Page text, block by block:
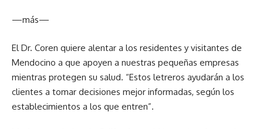
—más—
El Dr. Coren quiere alentar a los residentes y visitantes de
Mendocino a que apoyen a nuestras pequeñas empresas
mientras protegen su salud. “Estos letreros ayudarán a los
clientes a tomar decisiones mejor informadas, según los
establecimientos a los que entren”.